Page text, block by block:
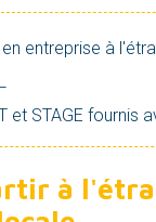
entreprise à
et STAGE fournis
à